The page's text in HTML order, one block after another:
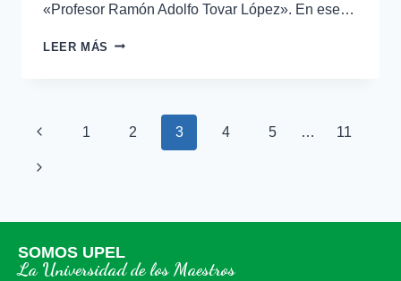
«Profesor Ramón Adolfo Tovar López». En ese…
LEER MÁS
1 2 3 4 5 … 11
SOMOS UPEL
La Universidad de los Maestros